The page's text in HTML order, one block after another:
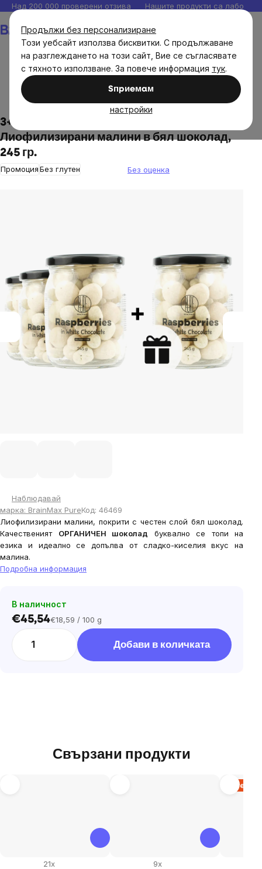
Продължи без персонализиране
Този уебсайт използва бисквитки. С продължаване
на разглеждането на този сайт, Вие се съгласявате
с тяхното използване. За повече информация тук.
Sпpиeмaм
настройки
Прескочи
към
съдържанието
Над 200 000 проверени отзива Нашите продукти са
Хранителни продукти
Сладки и солени закуски
Плодове в шоколад
3+1 БЕЗПЛАТНО: BrainMax Pure®
Лиофилизирани малини в бял шоколад,
245 гр.
ПромоцияБез глутен
of
5
stars.
Без оценка
Наблюдавай
марка: BrainMax PureКод: 46469
Лиофилизирани малини, покрити с честен слой бял шоколад.
Качественият ОРГАНИЧЕН шоколад буквално се топи на
езика и идеално се допълва от сладко-киселия вкус на
малина.
Подробна информация
В наличност
€45,54Цена
€18,59 / 100 g
Добави в количката
Свързани продукти
21x 9x